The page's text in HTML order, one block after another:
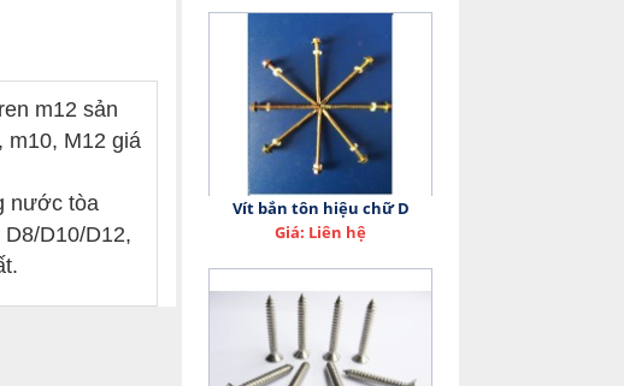
Vít bắn tôn hiệu chữ D
Giá: Liên hệ
m12 sản
m10, M12 giá
nước tòa
D10/D12,